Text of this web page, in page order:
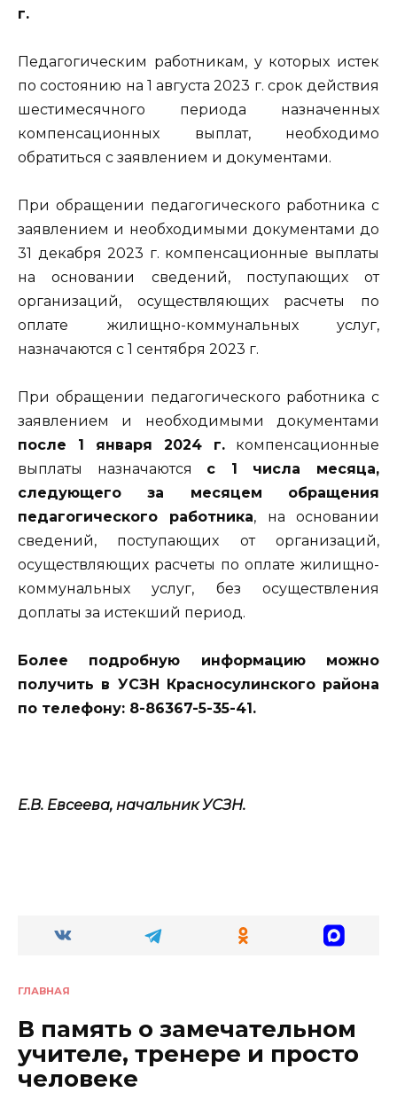
г.
Педагогическим работникам, у которых истек
по состоянию на 1 августа 2023 г. срок действия
шестимесячного периода назначенных
компенсационных выплат, необходимо
обратиться с заявлением и документами.
При обращении педагогического работника с
заявлением и необходимыми документами до
31 декабря 2023 г. компенсационные выплаты
на основании сведений, поступающих от
организаций, осуществляющих расчеты по
оплате жилищно-коммунальных услуг,
назначаются с 1 сентября 2023 г.
При обращении педагогического работника с
заявлением и необходимыми документами
после 1 января 2024 г. компенсационные
выплаты назначаются с 1 числа месяца,
следующего за месяцем обращения
педагогического работника, на основании
сведений, поступающих от организаций,
осуществляющих расчеты по оплате жилищно-
коммунальных услуг, без осуществления
доплаты за истекший период.
Более подробную информацию можно
получить в УСЗН Красносулинского района
по телефону: 8-86367-5-35-41.
Е.В. Евсеева, начальник УСЗН.
ГЛАВНАЯ
В память о замечательном
учителе, тренере и просто
человеке